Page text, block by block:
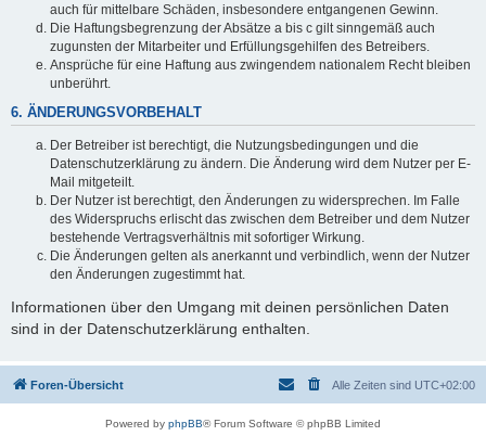
auch für mittelbare Schäden, insbesondere entgangenen Gewinn.
Die Haftungsbegrenzung der Absätze a bis c gilt sinngemäß auch
zugunsten der Mitarbeiter und Erfüllungsgehilfen des Betreibers.
Ansprüche für eine Haftung aus zwingendem nationalem Recht bleiben
unberührt.
6. ÄNDERUNGSVORBEHALT
Der Betreiber ist berechtigt, die Nutzungsbedingungen und die
Datenschutzerklärung zu ändern. Die Änderung wird dem Nutzer per E-
Mail mitgeteilt.
Der Nutzer ist berechtigt, den Änderungen zu widersprechen. Im Falle
des Widerspruchs erlischt das zwischen dem Betreiber und dem Nutzer
bestehende Vertragsverhältnis mit sofortiger Wirkung.
Die Änderungen gelten als anerkannt und verbindlich, wenn der Nutzer
den Änderungen zugestimmt hat.
Informationen über den Umgang mit deinen persönlichen Daten
sind in der Datenschutzerklärung enthalten.
Foren-Übersicht Alle Zeiten sind UTC+02:00
Powered by phpBB® Forum Software © phpBB Limited